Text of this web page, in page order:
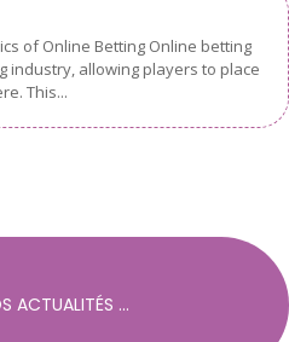
of Online Betting Online betting
industry, allowing players to place
This...
ACTUALITÉS ...